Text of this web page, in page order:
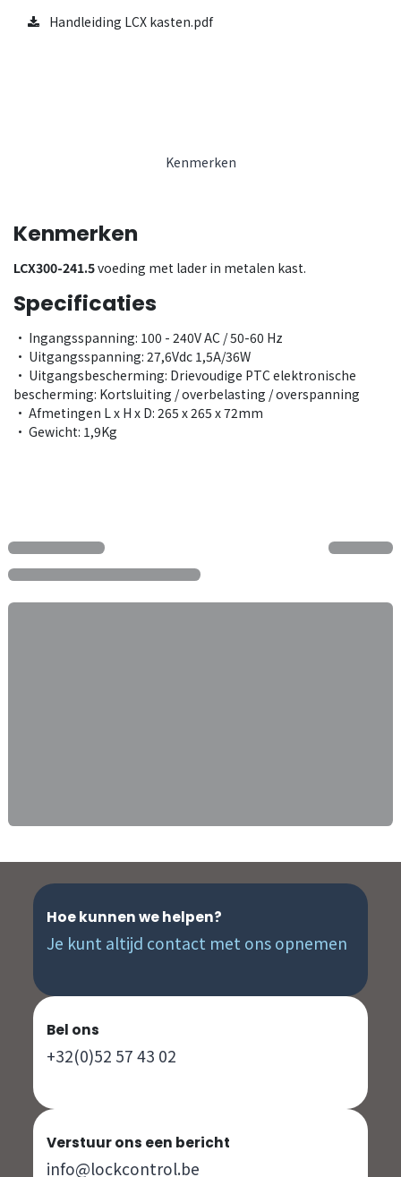
Handleiding LCX kasten.pdf
Kenmerken
Kenmerken
LCX300-241.5voeding met lader in metalen kast.
Specificaties
• Ingangsspanning: 100 - 240V AC / 50-60 Hz
• Uitgangsspanning: 27,6Vdc 1,5A/36W
• Uitgangsbescherming: Drievoudige PTC elektronische
bescherming: Kortsluiting / overbelasting / overspanning
• Afmetingen L x H x D: 265 x 265 x 72mm
• Gewicht: 1,9Kg
Hoe kunnen we helpen?
Je kunt altijd contact met ons opnemen
Bel ons
+32(0)52 57 43 02
Verstuur ons een bericht
info@lockcontrol.be